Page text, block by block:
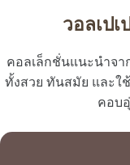
วอลเป
คอลเล็กชั่นแนะนำจา
ทั้งสวย ทันสมัย และใ
คอบ